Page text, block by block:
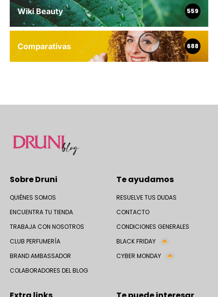
Wiki Beauty 559
Comparativas 688
Sobre Druni
QUIÉNES SOMOS
ENCUENTRA TU TIENDA
TRABAJA CON NOSOTROS
CLUB PERFUMERÍA
BRAND AMBASSADOR
COLABORADORES DEL BLOG
Te ayudamos
RESUELVE TUS DUDAS
CONTACTO
CONDICIONES GENERALES
BLACK FRIDAY
CYBER MONDAY